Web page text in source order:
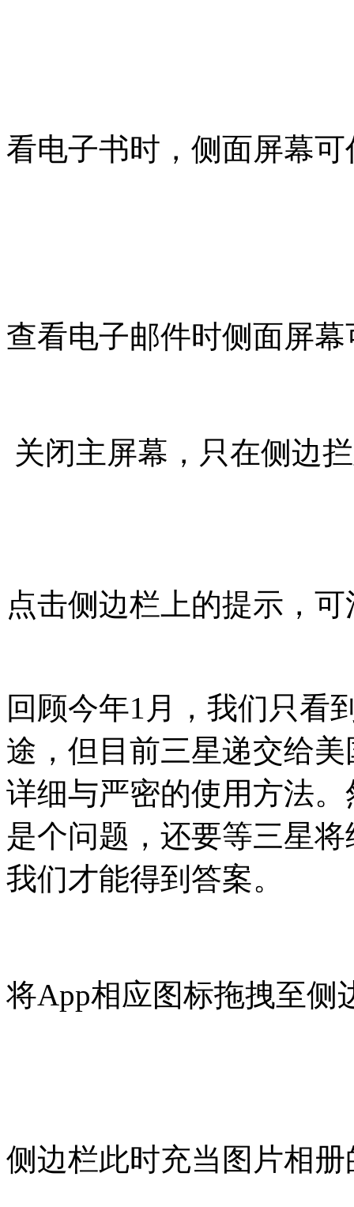
看电子书时，侧面屏幕可
查看电子邮件时侧面屏
关闭主屏幕，只在侧边
点击侧边栏上的提示，
回顾今年1月，我们只看
途，但目前三星递交给
详细与严密的使用方法
是个问题，还要等三星
我们才能得到答案。
将App相应图标拖拽至侧
侧边栏此时充当图片相册